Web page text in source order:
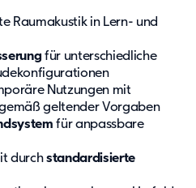
Raumakustik in Lern- und
für unterschiedliche
Nutzungen mit
geltender Vorgaben
für anpassbare
durchstandardisierte